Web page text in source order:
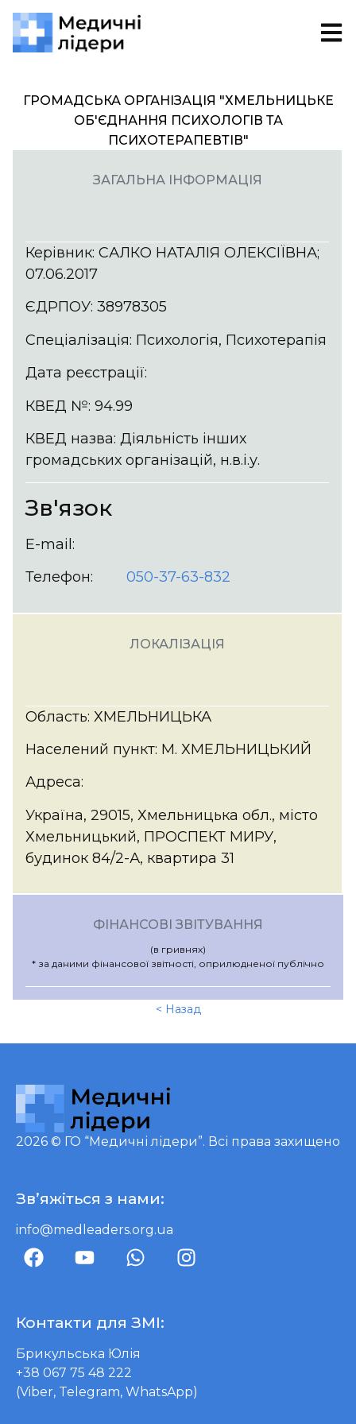
ГРОМАДСЬКА ОРГАНІЗАЦІЯ "ХМЕЛЬНИЦЬКЕ
ОБ'ЄДНАННЯ ПСИХОЛОГІВ ТА
ПСИХОТЕРАПЕВТІВ"
ЗАГАЛЬНА ІНФОРМАЦІЯ
Керівник: САЛКО НАТАЛІЯ ОЛЕКСІЇВНА;
07.06.2017
ЄДРПОУ: 38978305
Спеціалізація: Психологія, Психотерапія
Дата реєстрації:
КВЕД №: 94.99
КВЕД назва: Діяльність інших
громадських організацій, н.в.і.у.
Зв'язок
E-mail:
Телефон:
050-37-63-832
ЛОКАЛІЗАЦІЯ
Область: ХМЕЛЬНИЦЬКА
Населений пункт: М. ХМЕЛЬНИЦЬКИЙ
Адреса:
Україна, 29015, Хмельницька обл., місто
Хмельницький, ПРОСПЕКТ МИРУ,
будинок 84/2-А, квартира 31
ФІНАНСОВІ ЗВІТУВАННЯ
(в гривнях)
* за даними фінансової звітності, оприлюдненої публічно
< Назад
2026 © ГО “Медичні лідери”. Всі права захищено
Зв’яжіться з нами:
info@medleaders.org.ua
Контакти для ЗМІ:
Брикульська Юлія
+38 067 75 48 222
(Viber, Telegram, WhatsApp)